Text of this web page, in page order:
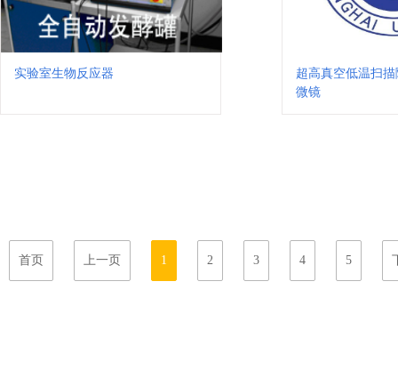
实验室生物反应器
超高真空低温扫
微镜
首页 上一页 1 2 3 4 5